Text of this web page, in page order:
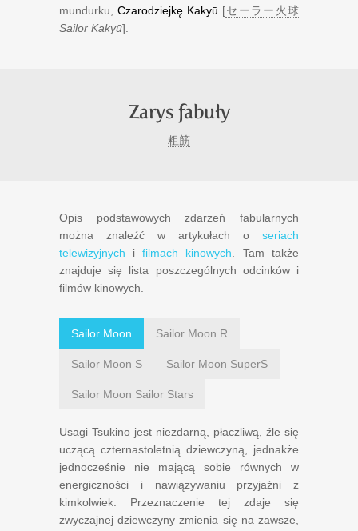
mundurku, Czarodziejkę Kakyū [セーラー火球
Sailor Kakyū].
Zarys fabuły
粗筋
Opis podstawowych zdarzeń fabularnych
można znaleźć w artykułach o seriach
telewizyjnych i filmach kinowych . Tam także
znajduje się lista poszczególnych odcinków i
filmów kinowych.
Sailor Moon Sailor Moon R
Sailor Moon S Sailor Moon SuperS
Sailor Moon Sailor Stars
Usagi Tsukino jest niezdarną, płaczliwą, źle się
uczącą czternastoletnią dziewczyną, jednakże
jednocześnie nie mającą sobie równych w
energiczności i nawiązywaniu przyjaźni z
kimkolwiek. Przeznaczenie tej zdaje się
zwyczajnej dziewczyny zmienia się na zawsze,